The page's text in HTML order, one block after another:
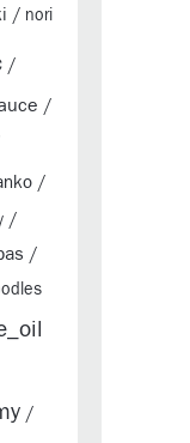
/ nori
/
/
/
/
/
/